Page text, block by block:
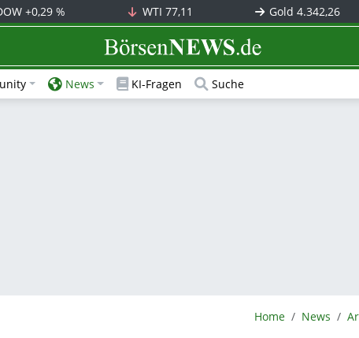
+0,29 % WTI 77,11 Gold4.342,26
BörsenNEWS.de
News KI-Fragen Suche
BörsenNEWS.de
Home News